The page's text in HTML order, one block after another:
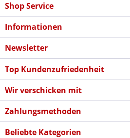
Shop Service
Informationen
Newsletter
Top Kundenzufriedenheit
Wir verschicken mit
Zahlungsmethoden
Beliebte Kategorien